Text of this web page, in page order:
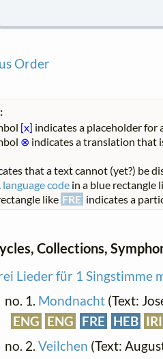
Order
[x] indicates a placeholder for
⊗ indicates a translation that
that a text cannot (yet?) be
language code in a blue rectangle
like FRE indicates a
Collections,
Lieder für 1 Singstimme
no. 1. Mondnacht(Text:
ENG ENG FRE HEB IRI
no. 2. Veilchen (Text: